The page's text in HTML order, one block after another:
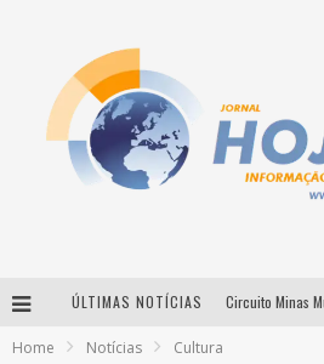
ÚLTIMAS NOTÍCIAS
Home Notícias Cultura